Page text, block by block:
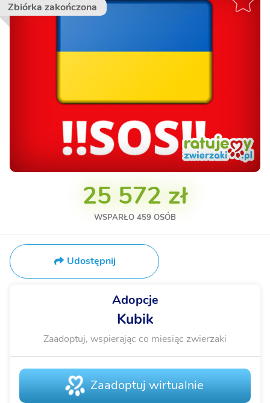
Zbiórka zakończona
25 572 zł
WSPARŁO 459 OSÓB
Udostępnij
Adopcje
Kubik
Zaadoptuj, wspierając co miesiąc zwierzaki
Zaadoptuj wirtualnie